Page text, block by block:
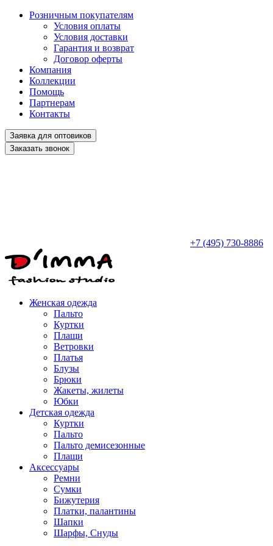
Розничным покупателям
Условия оплаты
Условия доставки
Гарантия и возврат
Договор оферты
Компания
Коллекции
Помощь
Партнерам
Контакты
Заявка для оптовиков
Заказать звонок
+7 (495) 730-8886
Женская одежда
Пальто
Куртки
Плащи
Ветровки
Платья
Блузы
Брюки
Жакеты, жилеты
Юбки
Детская одежда
Куртки
Пальто
Пальто демисезонные
Плащи
Аксессуары
Ремни
Сумки
Бижутерия
Платки, палантины
Шапки
Шарфы, Снуды